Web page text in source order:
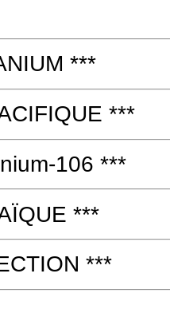
***
***
106 ***
***
***